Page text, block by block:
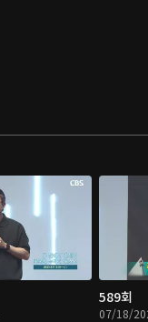
589회
07/18/